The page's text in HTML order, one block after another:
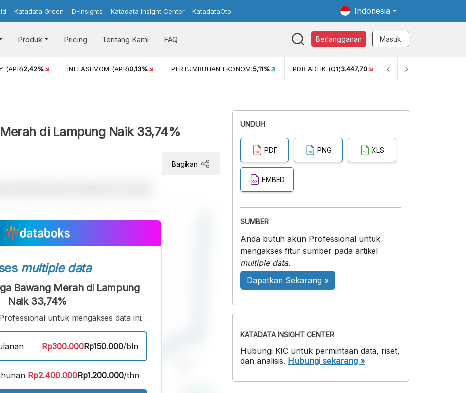
Katadata Green D-Insights Katadata Insight Center KatadataOto Indonesia
Produk Pricing Tentang Kami FAQ Berlangganan Masuk
(APR)2,42% INFLASI MOM (APR)0,13% PERTUMBUHAN EKONOMI5,11% PDB ADHK (Q1)3.447,70 GINI RASIO (SEM2)
di Lampung Naik 33,74%
Bagikan
multiple data
Bawang Merah di Lampung
Naik 33,74%
untuk mengakses data ini.
Rp300.000Rp150.000/bln
Rp2.400.000Rp1.200.000/thn
UNDUH
PDF PNG XLS
EMBED
SUMBER
Anda butuh akun Professional untuk
mengakses fitur sumber pada artikel
multiple data.
Dapatkan Sekarang »
KATADATA INSIGHT CENTER
Hubungi KIC untuk permintaan data, riset,
dan analisis. Hubungi sekarang »